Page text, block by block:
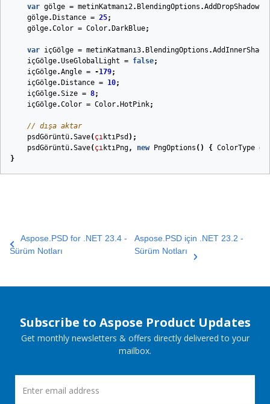
var gölge = metinKatmanı2. BlendingOptions .AddDropShadow
gölge. Distance = 25;
gölge.Color = Color. DarkBlue;
var içGölge = metinKatmanı3. BlendingOptions .
içGölge.UseGlobalLight = false;
içGölge.Angle = -179;
içGölge. Distance = 10;
içGölge.Size = 8;
içGölge.Color = Color. HotPink;
// dışa aktar
psdGörüntü.Save( çıktıPsd );
psdGörüntü.Save( çıktıPng, new PngOptions () { ColorType =
}
Aspose.PSD for .NET 23.4 -
Sürüm Notları
Aspose.PSD için .NET 23.2 -
Sürüm Notları
Subscribe to Aspose Product Updates
Get monthly newsletters & offers directly delivered to your
mailbox.